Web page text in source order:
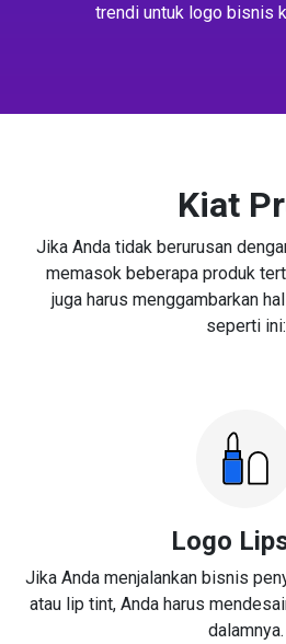
trendi untuk logo bisnis
Kiat
Jika Anda tidak berurusan
memasok beberapa produk
juga harus menggambarkan
seperti ini:
Logo
Jika Anda menjalankan bisnis
atau lip tint, Anda harus
dalamnya.